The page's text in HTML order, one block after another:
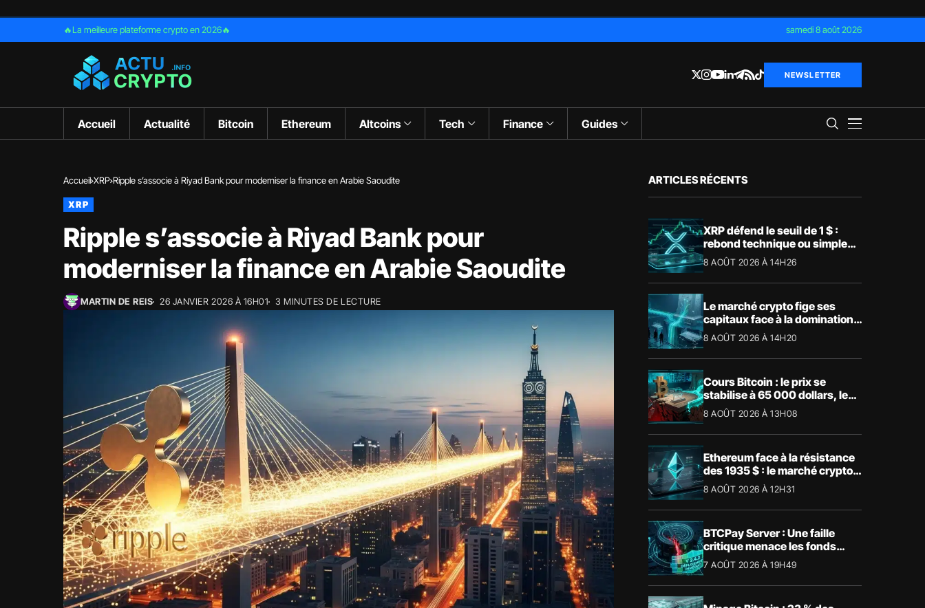
🔥La meilleure plateforme crypto en 2026🔥 samedi 8 août 2026
NEWSLETTER
Accueil Actualité Bitcoin Ethereum Altcoins Tech Finance Guides
Accueil XRP Ripple s’associe à Riyad Bank pour moderniser la finance en Arabie Saoudite
XRP
Ripple s’associe à Riyad Bank pour
moderniser la finance en Arabie Saoudite
MARTIN DE REIS 26 JANVIER 2026 À 16H01 3 MINUTES DE LECTURE
ARTICLES RÉCENTS
XRP défend le seuil de 1 $ :
rebond technique ou simple
pause ?
8 AOÛT 2026 À 14H26
Le marché crypto fige ses
capitaux face à la domination
absolue de Bitcoin
8 AOÛT 2026 À 14H20
Cours Bitcoin : le prix se
stabilise à 65 000 dollars, les
niveaux clés à surveiller
8 AOÛT 2026 À 13H08
Ethereum face à la résistance
des 1935 $ : le marché crypto
retient son souffle
8 AOÛT 2026 À 12H31
BTCPay Server : Une faille
critique menace les fonds
Bitcoin
7 AOÛT 2026 À 19H49